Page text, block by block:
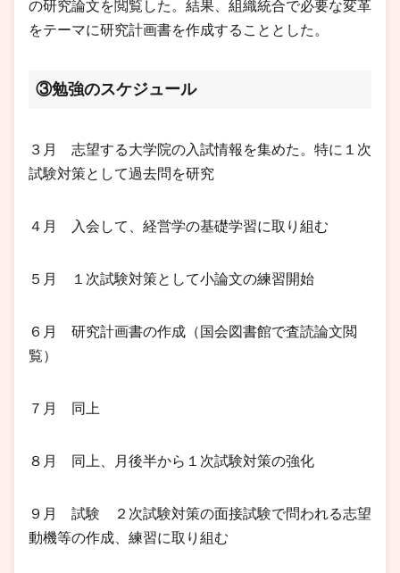
の研究論文を閲覧した。結果、組織統合で必要な変革
をテーマに研究計画書を作成することとした。
③勉強のスケジュール
３月 志望する大学院の入試情報を集めた。特に１次
試験対策として過去問を研究
４月 入会して、経営学の基礎学習に取り組む
５月 １次試験対策として小論文の練習開始
６月 研究計画書の作成（国会図書館で査読論文閲
覧）
７月 同上
８月 同上、月後半から１次試験対策の強化
９月 試験 ２次試験対策の面接試験で問われる志望
動機等の作成、練習に取り組む